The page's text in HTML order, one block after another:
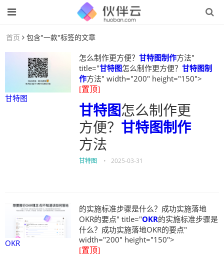
首页 包含"一款"标签的文章
甘特图
怎么制作更方便？ 甘特图制作方法"
title="甘特图怎么制作更方便？ 甘特图制
作方法" width="200" height="150">
[置顶]
甘特图怎么制作更
方便？ 甘特图制作
方法
甘特图 • 2025-03-31
OKR
的实施标准步骤是什么？成功实施落地
OKR的要点" title="OKR的实施标准步骤是
什么？成功实施落地OKR的要点"
width="200" height="150">
[置顶]